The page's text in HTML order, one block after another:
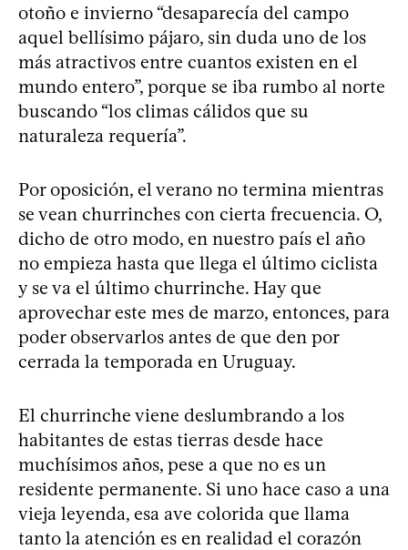
otoño e invierno “desaparecía del campo
aquel bellísimo pájaro, sin duda uno de los
más atractivos entre cuantos existen en el
mundo entero”, porque se iba rumbo al norte
buscando “los climas cálidos que su
naturaleza requería”.
Por oposición, el verano no termina mientras
se vean churrinches con cierta frecuencia. O,
dicho de otro modo, en nuestro país el año
no empieza hasta que llega el último ciclista
y se va el último churrinche. Hay que
aprovechar este mes de marzo, entonces, para
poder observarlos antes de que den por
cerrada la temporada en Uruguay.
El churrinche viene deslumbrando a los
habitantes de estas tierras desde hace
muchísimos años, pese a que no es un
residente permanente. Si uno hace caso a una
vieja leyenda, esa ave colorida que llama
tanto la atención es en realidad el corazón